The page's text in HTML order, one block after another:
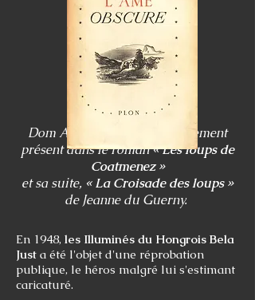
Dom Alexis Presse sera également
présent dans le roman« Les loups de
Coatmenez »
et sa suite, « La Croisade des loups »
de Jeanne du Guerny.
En 1948, les Illuminés du Hongrois Bela
Just a été l'objet d'une réprobation
publique, le héros malgré lui s'estimant
caricaturé.